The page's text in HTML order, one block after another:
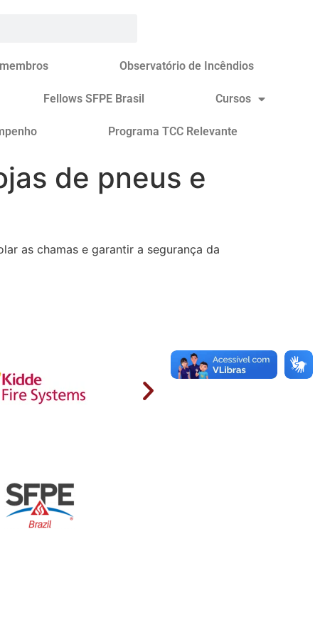
Observatório de Incêndios
Fellows SFPE Brasil Cursos
Programa TCC Relevante
de pneus e
as chamas e garantir a segurança da